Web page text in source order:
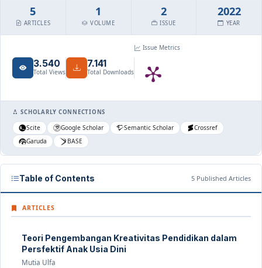
5
ARTICLES
1
VOLUME
2
ISSUE
2022
YEAR
3.540
Total Views
7.141
Total Downloads
Issue Metrics
SCHOLARLY CONNECTIONS
Scite Google Scholar Semantic Scholar
Crossref
Garuda
BASE
Table of Contents 5 Published Articles
ARTICLES
Teori Pengembangan Kreativitas Pendidikan dalam
Persfektif Anak Usia Dini
Mutia Ulfa